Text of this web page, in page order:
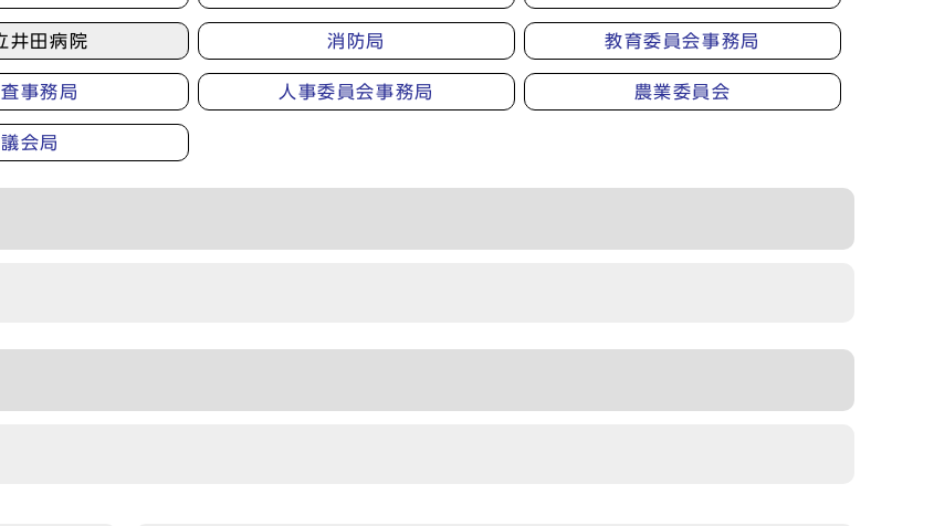
井田病院 消防局 教育委員会事務局
事務局 人事委員会事務局 農業委員会
議会局